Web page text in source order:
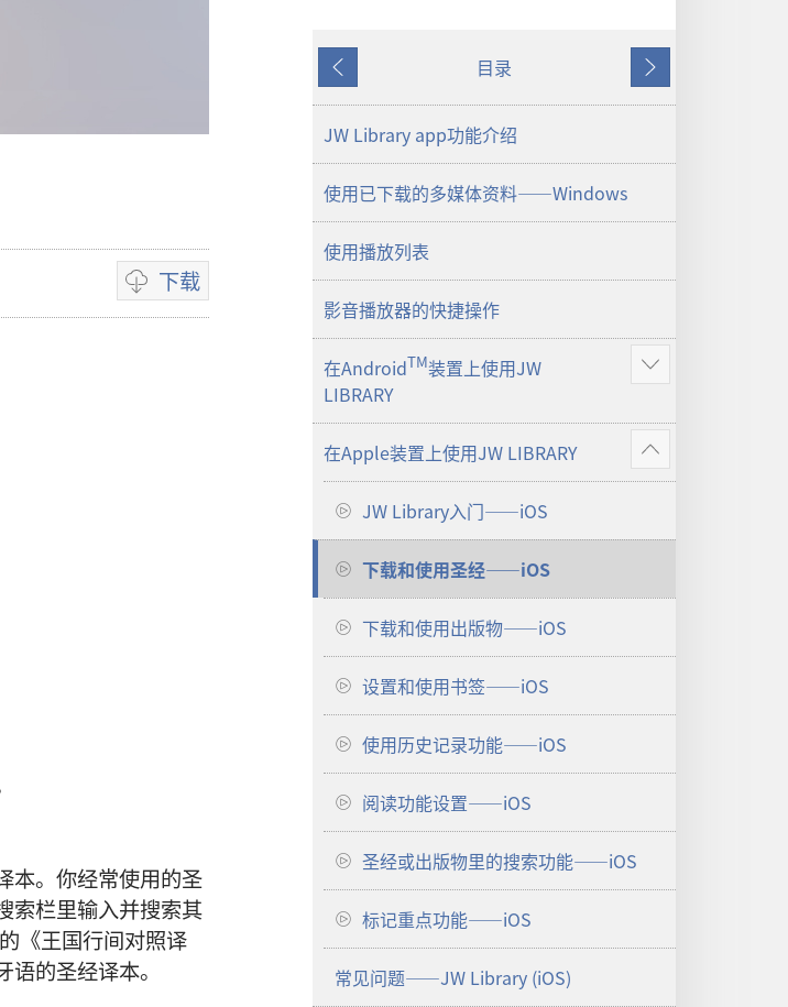
下载
录
像
本。你经常使用的圣
索栏里输入并搜索其
《王国行间对照译
的圣经译本。
上
一
页
目录
下
一
JW Library app功能介绍
使用已下载的多媒体资料——Windows
使用播放列表
影音播放器的快捷操作
在AndroidTM装置上使用JW
LIBRARY
显
更
多
在Apple装置上使用JW LIBRARY
显
示
多
JW Library入门——iOS
下载和使用圣经——iOS
下载和使用出版物——iOS
设置和使用书签——iOS
使用历史记录功能——iOS
阅读功能设置——iOS
圣经或出版物里的搜索功能——iOS
标记重点功能——iOS
常见问题——JW Library (iOS)